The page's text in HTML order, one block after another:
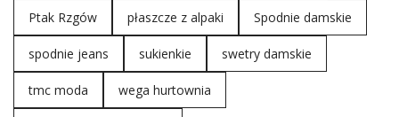
Ptak Rzgów płaszcze z alpaki Spodnie damskie
spodnie jeans sukienkie swetry damskie
tmc moda wega hurtownia